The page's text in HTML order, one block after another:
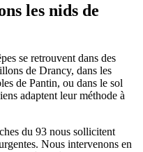
les nids de
se retrouvent dans des
de Drancy, dans les
de Pantin, ou dans le sol
adaptent leur méthode à
du 93 nous sollicitent
Nous intervenons en